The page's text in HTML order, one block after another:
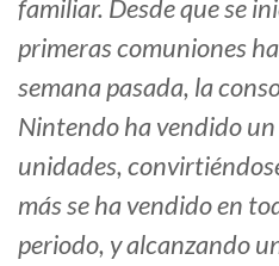
familiar. Desde que se
primeras comuniones
semana pasada, la
Nintendo ha vendido
unidades,
más se ha vendido en
periodo, y alcanzando